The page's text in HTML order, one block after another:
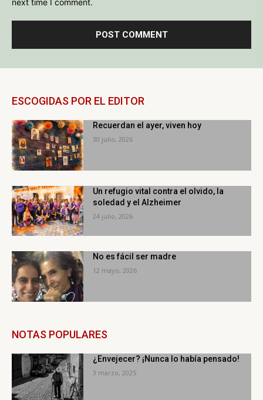
ESCOGIDAS POR EL EDITOR
Recuerdan el ayer, viven hoy
30 julio, 2026
Un refugio vital contra el olvido, la
soledad y el Alzheimer
24 julio, 2026
No es fácil ser madre
12 mayo, 2026
NOTAS POPULARES
¿Envejecer? ¡Nunca lo había pensado!
3 marzo, 2025